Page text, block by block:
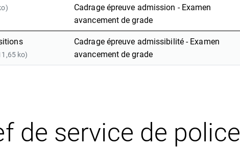
Cadrage épreuve admission - Examen
avancement de grade
ko)
Cadrage épreuve admissibilité - Examen
avancement de grade
onglet)onglet)
de service de police